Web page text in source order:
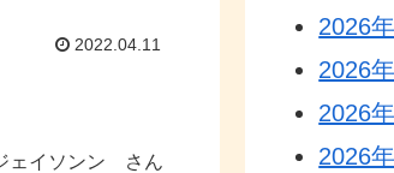
2022.04.11
ェイソンン さん
2026
2026
2026
2026